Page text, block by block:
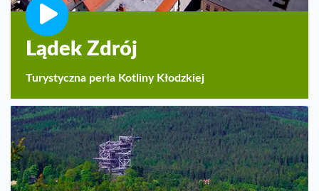
Lądek Zdrój
Turystyczna perła Kotliny Kłodzkiej